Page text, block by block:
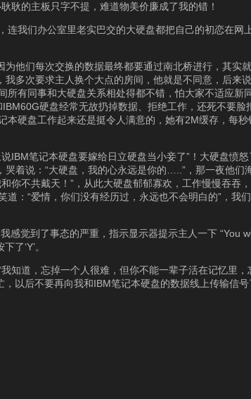
耿的主板只字不提，难道物美价廉成了我的错！
我们办公室里老实巴交的大硬盘都把自己的初恋在网
他们每次交换的数据最终都要通过南北桥进行，其实
多次要求主人换个大点的房间，他就是不同意，后来
有同事和大硬盘关系相处得都不错，怕大家不适应新
硬盘经常无故扔掉数据、拒绝工作，还死不要脸
硬盘工作起来还是挺令人满意的，她有2M缓存，每秒
IBM笔记本硬盘要嫁给日立硬盘当小妾了”！大硬盘愤
着说：“大硬盘，我的心永远是你的…..”，那一夜他们
你不共戴天！”，从此大硬盘郁郁寡欢，工作慢慢吞吞
：“爱情，你们没有经历过，永远也不会明白的”，我
觉到了事态的严重，指示显示器提示主人一下 “You
了‘Y’。
知道，忘掉一个人很难，但你不能一辈子活在记忆里
以后不要再向我和IBM笔记本硬盘的数据线上传输信